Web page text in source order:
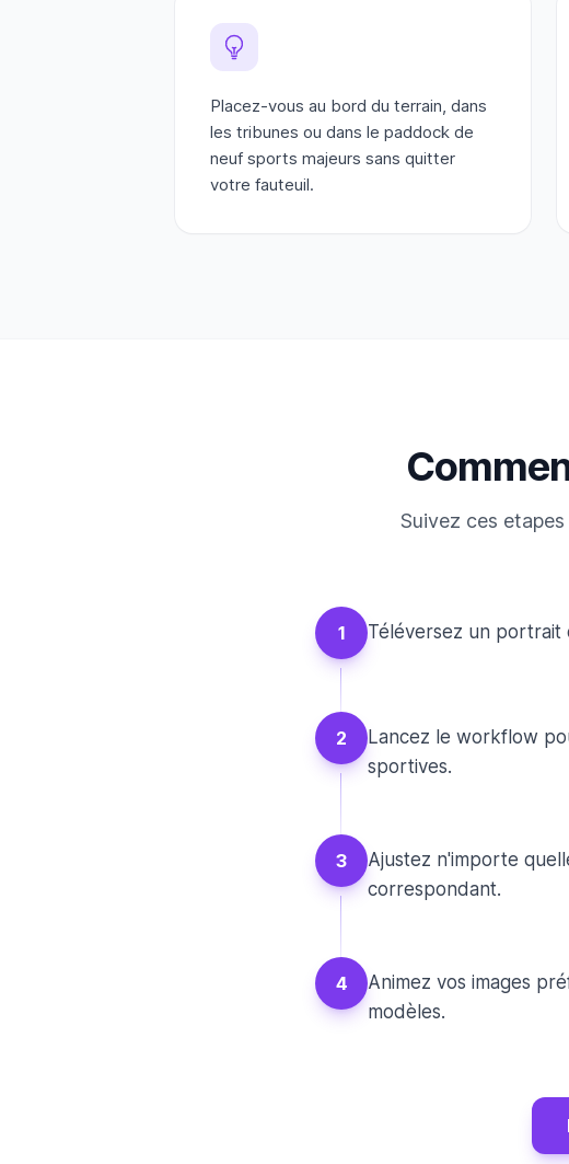
Placez-vous au bord du terrain, dans
les tribunes ou dans le paddock de
neuf sports majeurs sans quitter
votre fauteuil.
Suivez ces
1 Téléversez un portrait
2
Lancez le workflow
sportives.
3
Ajustez n'importe
correspondant.
4
Animez vos images
modèles.